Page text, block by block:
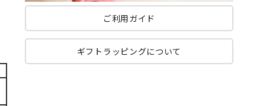
ご利用ガイド
ギフトラッピングについて